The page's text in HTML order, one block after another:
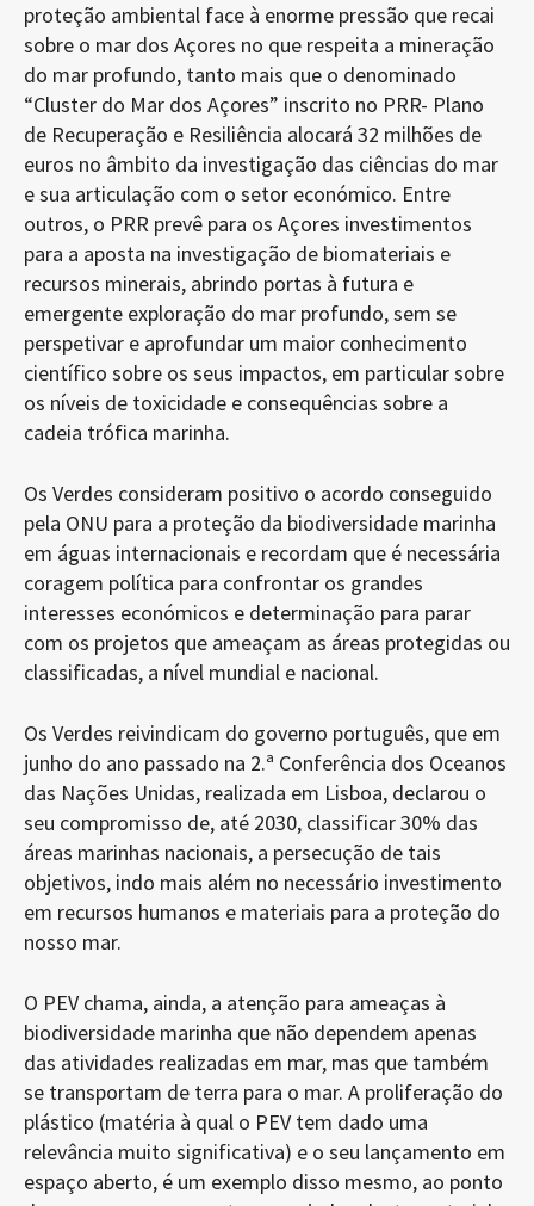
proteção ambiental face à enorme pressão que recai
sobre o mar dos Açores no que respeita a mineração
do mar profundo, tanto mais que o denominado
“Cluster do Mar dos Açores” inscrito no PRR- Plano
de Recuperação e Resiliência alocará 32 milhões de
euros no âmbito da investigação das ciências do mar
e sua articulação com o setor económico. Entre
outros, o PRR prevê para os Açores investimentos
para a aposta na investigação de biomateriais e
recursos minerais, abrindo portas à futura e
emergente exploração do mar profundo, sem se
perspetivar e aprofundar um maior conhecimento
científico sobre os seus impactos, em particular sobre
os níveis de toxicidade e consequências sobre a
cadeia trófica marinha.
Os Verdes consideram positivo o acordo conseguido
pela ONU para a proteção da biodiversidade marinha
em águas internacionais e recordam que é necessária
coragem política para confrontar os grandes
interesses económicos e determinação para parar
com os projetos que ameaçam as áreas protegidas ou
classificadas, a nível mundial e nacional.
Os Verdes reivindicam do governo português, que em
junho do ano passado na 2.ª Conferência dos Oceanos
das Nações Unidas, realizada em Lisboa, declarou o
seu compromisso de, até 2030, classificar 30% das
áreas marinhas nacionais, a persecução de tais
objetivos, indo mais além no necessário investimento
em recursos humanos e materiais para a proteção do
nosso mar.
O PEV chama, ainda, a atenção para ameaças à
biodiversidade marinha que não dependem apenas
das atividades realizadas em mar, mas que também
se transportam de terra para o mar. A proliferação do
plástico (matéria à qual o PEV tem dado uma
relevância muito significativa) e o seu lançamento em
espaço aberto, é um exemplo disso mesmo, ao ponto